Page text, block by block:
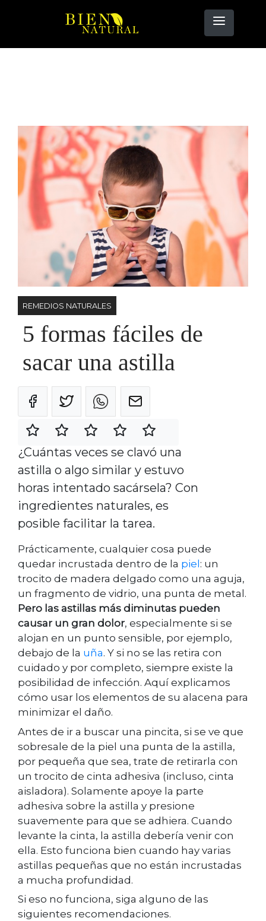
REMEDIOS NATURALES
5 formas fáciles de
sacar una astilla
¿Cuántas veces se clavó una
astilla o algo similar y estuvo
horas intentado sacársela? Con
ingredientes naturales, es
posible facilitar la tarea.
Prácticamente, cualquier cosa puede
quedar incrustada dentro de la piel: un
trocito de madera delgado como una aguja,
un fragmento de vidrio, una punta de metal.
Pero las astillas más diminutas pueden
causar un gran dolor, especialmente si se
alojan en un punto sensible, por ejemplo,
debajo de la uña. Y si no se las retira con
cuidado y por completo, siempre existe la
posibilidad de infección. Aquí explicamos
cómo usar los elementos de su alacena para
minimizar el daño.
Antes de ir a buscar una pincita, si se ve que
sobresale de la piel una punta de la astilla,
por pequeña que sea, trate de retirarla con
un trocito de cinta adhesiva (incluso, cinta
aisladora). Solamente apoye la parte
adhesiva sobre la astilla y presione
suavemente para que se adhiera. Cuando
levante la cinta, la astilla debería venir con
ella. Esto funciona bien cuando hay varias
astillas pequeñas que no están incrustadas
a mucha profundidad.
Si eso no funciona, siga alguno de las
siguientes recomendaciones.